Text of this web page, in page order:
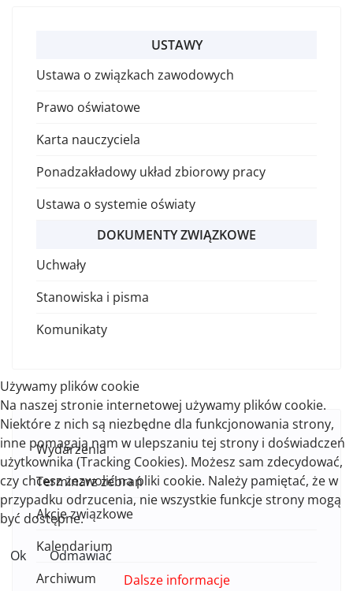
USTAWY
Ustawa o związkach zawodowych
Prawo oświatowe
Karta nauczyciela
Ponadzakładowy układ zbiorowy pracy
Ustawa o systemie oświaty
DOKUMENTY ZWIĄZKOWE
Uchwały
Stanowiska i pisma
Komunikaty
Wydarzenia
Terminarz zebrań
Akcje związkowe
Kalendarium
Archiwum
Używamy plików cookie
Na naszej stronie internetowej używamy plików cookie.
Niektóre z nich są niezbędne dla funkcjonowania strony,
inne pomagają nam w ulepszaniu tej strony i doświadczeń
użytkownika (Tracking Cookies). Możesz sam zdecydować,
czy chcesz zezwolić na pliki cookie. Należy pamiętać, że w
przypadku odrzucenia, nie wszystkie funkcje strony mogą
być dostępne.
Ok
Odmawiać
Dalsze informacje